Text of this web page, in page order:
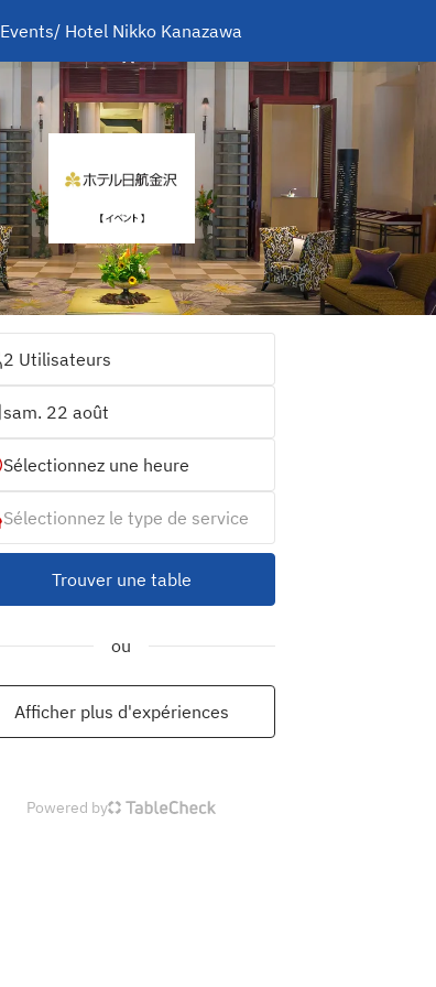
Events/ Hotel Nikko Kanazawa
2 Utilisateurs
sam. 22 août
Sélectionnez une heure
Sélectionnez le type de service
Trouver une table
ou
Afficher plus d'expériences
Powered by